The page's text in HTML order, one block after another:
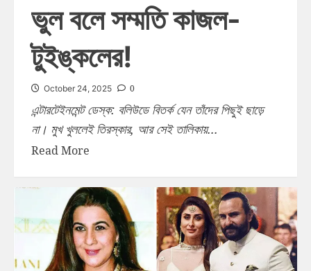
ভুল বলে সম্মতি কাজল-
টুইঙ্কলের!
October 24, 2025 0
এন্টারটেইনমেন্ট ডেস্ক: বলিউডে বিতর্ক যেন তাঁদের পিছুই ছাড়ে
না। মুখ খুললেই তিরস্কার, আর সেই তালিকায়...
Read More